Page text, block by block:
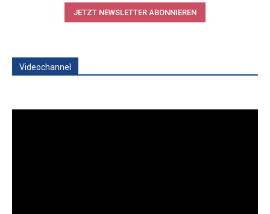
JETZT NEWSLETTER ABONNIEREN
Videochannel